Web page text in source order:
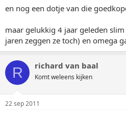
en nog een dotje van die
maar gelukkig 4 jaar geleden
jaren zeggen ze toch) en omega
R richard van baal
Komt weleens kijken
22 sep 2011